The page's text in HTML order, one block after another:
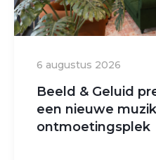
6 augustus 2026
Beeld & Geluid
een nieuwe
ontmoetingsplek